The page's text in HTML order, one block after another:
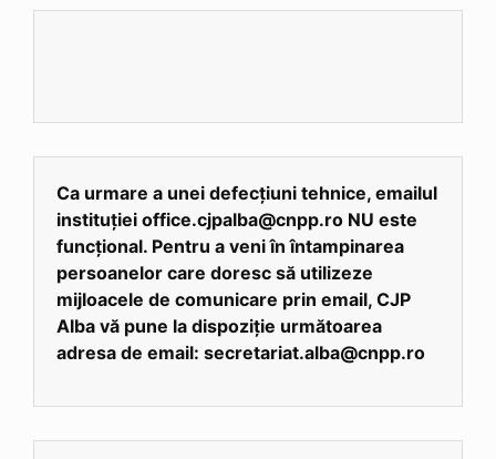
Ca urmare a unei defecțiuni tehnice, emailul
instituției office.cjpalba@cnpp.ro NU este
funcțional. Pentru a veni în întampinarea
persoanelor care doresc să utilizeze
mijloacele de comunicare prin email, CJP
Alba vă pune la dispoziție următoarea
adresa de email: secretariat.alba@cnpp.ro